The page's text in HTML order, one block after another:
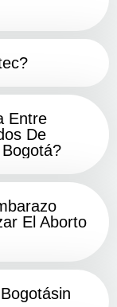
Entre
De
El Aborto